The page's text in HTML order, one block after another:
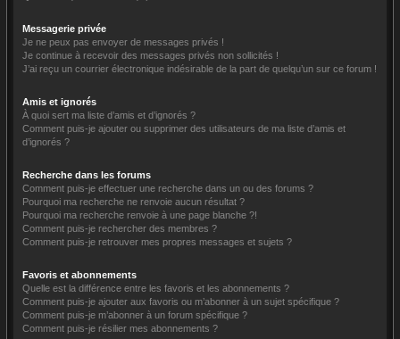
Messagerie privée
Je ne peux pas envoyer de messages privés !
Je continue à recevoir des messages privés non sollicités !
J’ai reçu un courrier électronique indésirable de la part de quelqu’un sur ce forum !
Amis et ignorés
À quoi sert ma liste d’amis et d’ignorés ?
Comment puis-je ajouter ou supprimer des utilisateurs de ma liste d’amis et
d’ignorés ?
Recherche dans les forums
Comment puis-je effectuer une recherche dans un ou des forums ?
Pourquoi ma recherche ne renvoie aucun résultat ?
Pourquoi ma recherche renvoie à une page blanche ?!
Comment puis-je rechercher des membres ?
Comment puis-je retrouver mes propres messages et sujets ?
Favoris et abonnements
Quelle est la différence entre les favoris et les abonnements ?
Comment puis-je ajouter aux favoris ou m’abonner à un sujet spécifique ?
Comment puis-je m’abonner à un forum spécifique ?
Comment puis-je résilier mes abonnements ?